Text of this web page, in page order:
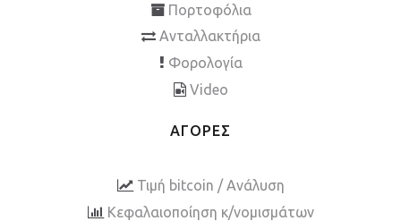
Πορτοφόλια
Ανταλλακτήρια
Φορολογία
Video
ΑΓΟΡΕΣ
Τιμή bitcoin / Ανάλυση
Κεφαλαιοποίηση κ/νομισμάτων